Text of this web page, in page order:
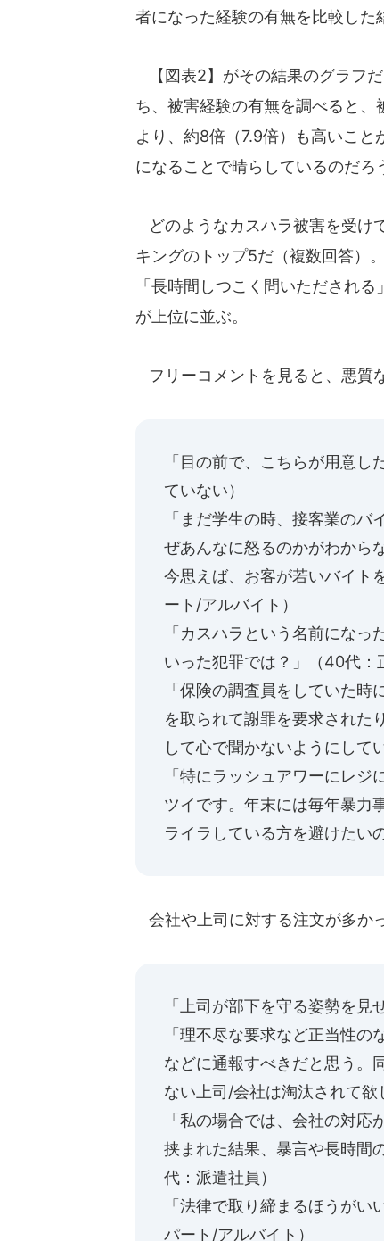
者になった経験の有無を比較した
【図表2】がその結果のグラフ
ち、被害経験の有無を調べると、
より、約8倍（7.9倍）も高いこ
になることで晴らしているのだろ
どのようなカスハラ被害を受け
キングのトップ5だ（複数回答）
「長時間しつこく問いただされ
が上位に並ぶ。
フリーコメントを見ると、悪質
「目の前で、こちらが用意
ていない）
「まだ学生の時、接客業の
ぜあんなに怒るのかがわから
今思えば、お客が若いバイト
ート/アルバイト）
「カスハラという名前にな
いった犯罪では？」（40代：
「保険の調査員をしていた
を取られて謝罪を要求された
して心で聞かないようにして
「特にラッシュアワーにレ
ツイです。年末には毎年暴力
ライラしている方を避けたい
会社や上司に対する注文が多か
「上司が部下を守る姿勢を見
「理不尽な要求など正当性
などに通報すべきだと思う。
ない上司/会社は淘汰されて欲
「私の場合では、会社の対
挟まれた結果、暴言や長時間
代：派遣社員）
「法律で取り締まるほうが
パート/アルバイト）